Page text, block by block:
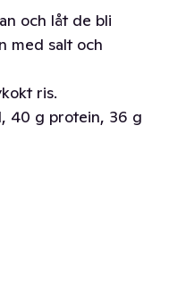
och låt de bli
med salt och
ris.
40 g protein, 36 g